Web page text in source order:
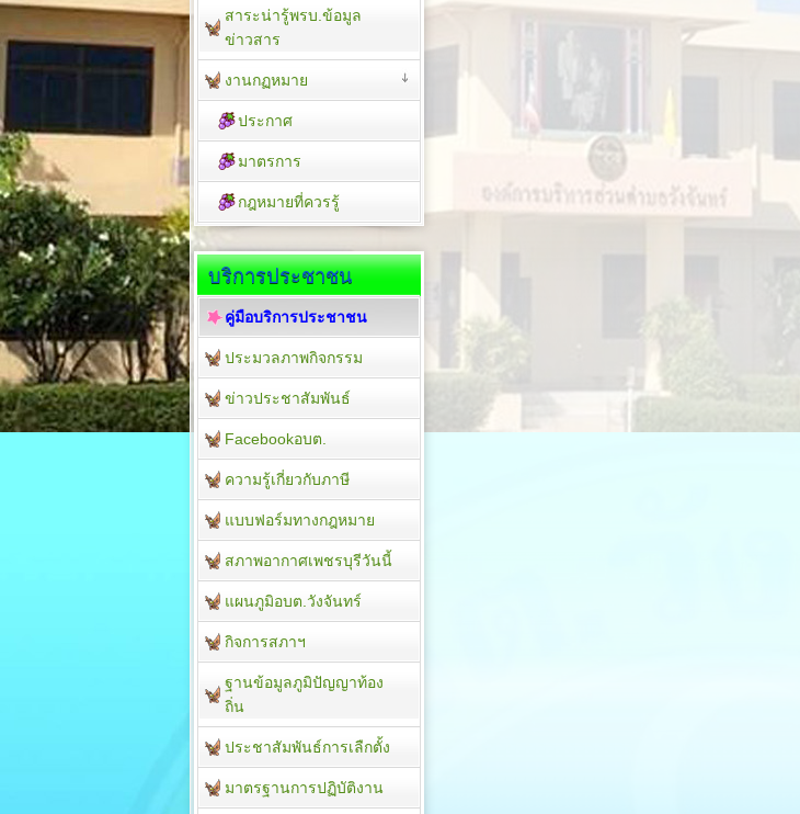
สาระน่ารู้พรบ.ข้อมูล
ข่าวสาร
งานกฏหมาย
ประกาศ
มาตรการ
กฎหมายที่ควรรู้
บริการประชาชน
คู่มือบริการประชาชน
ประมวลภาพกิจกรรม
ข่าวประชาสัมพันธ์
Facebookอบต.
ความรู้เกี่ยวกับภาษี
แบบฟอร์มทางกฎหมาย
สภาพอากาศเพชรบุรีวันนี้
แผนภูมิอบต.วังจันทร์
กิจการสภาฯ
ฐานข้อมูลภูมิปัญญาท้อง
ถิ่น
ประชาสัมพันธ์การเลืกตั้ง
มาตรฐานการปฏิบัติงาน